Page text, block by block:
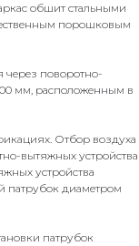
обшит стальными
порошковым
через поворотно-
мм, расположенным в
Отбор воздуха
вытяжных устройства
устройства
патрубок диаметром
патрубок